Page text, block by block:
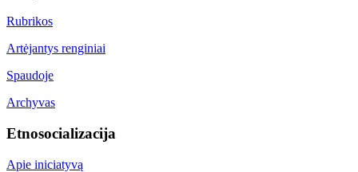
Rubrikos
Artėjantys renginiai
Spaudoje
Archyvas
Etnosocializacija
Apie iniciatyvą